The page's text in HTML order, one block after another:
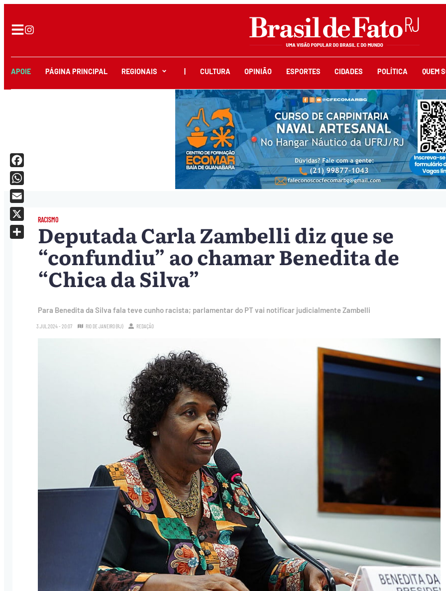
APOIE PÁGINA PRINCIPAL REGIONAIS CULTURA OPINIÃO ESPORTES CIDADES POLÍTICA QUEM
RACISMO
Deputada Carla Zambelli diz que se
“confundiu” ao chamar Benedita de
“Chica da Silva”
Para Benedita da Silva fala teve cunho racista; parlamentar do PT vai notificar judicialmente Zambelli
3.JUL.2024 - 20:07 RIO DE JANEIRO (RJ) REDAÇÃO
Facebook
WhatsApp
Email
X